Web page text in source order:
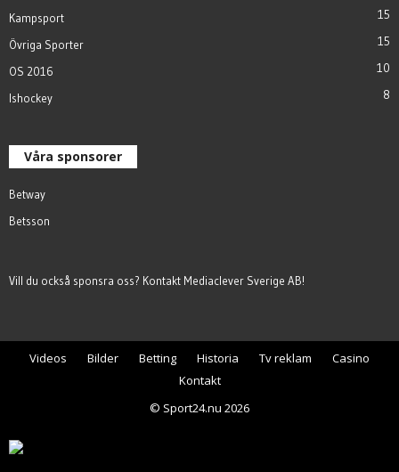
Kampsport 15
Övriga Sporter 15
OS 2016 10
Ishockey 8
Våra sponsorer
Betway
Betsson
Vill du också sponsra oss? Kontakt Mediaclever Sverige AB!
Videos Bilder Betting Historia Tv reklam
Casino
Kontakt
© Sport24.nu 2026